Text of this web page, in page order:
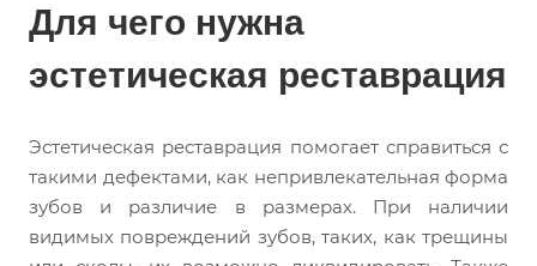
Для чего нужна
эстетическая реставрация
Эстетическая реставрация помогает справиться с
такими дефектами, как непривлекательная форма
зубов и различие в размерах. При наличии
видимых повреждений зубов, таких, как трещины